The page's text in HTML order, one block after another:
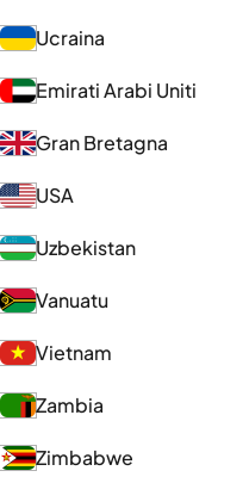
Ucraina
Emirati Arabi Uniti
Gran Bretagna
USA
Uzbekistan
Vanuatu
Vietnam
Zambia
Zimbabwe